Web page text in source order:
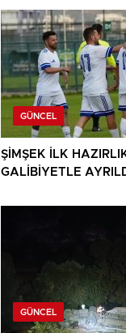
GÜNCEL
ŞİMŞEK İLK
GALİBİYETLE
GÜNCEL